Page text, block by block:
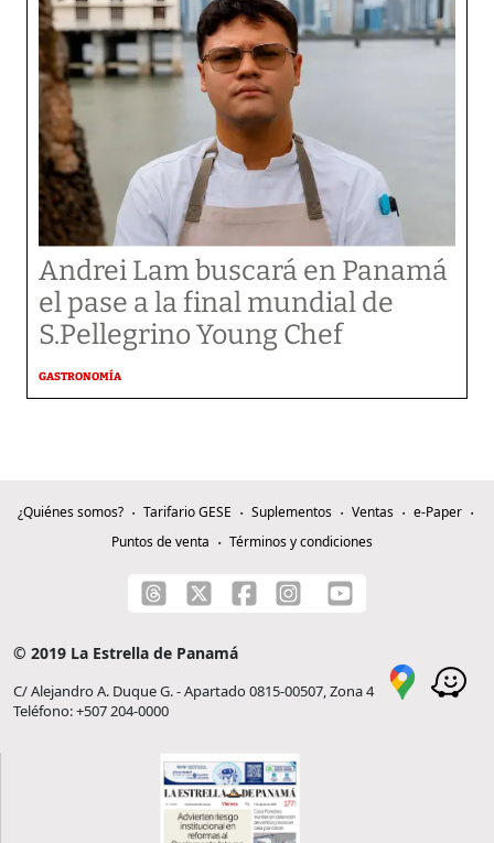
Andrei Lam buscará en Panamá
el pase a la final mundial de
S.Pellegrino Young Chef
GASTRONOMÍA
¿Quiénes somos? Tarifario GESE Suplementos Ventas
e-Paper
Puntos de venta
Términos y condiciones
© 2019 La Estrella de Panamá
C/ Alejandro A. Duque G. - Apartado 0815-00507, Zona 4
Teléfono: +507 204-0000